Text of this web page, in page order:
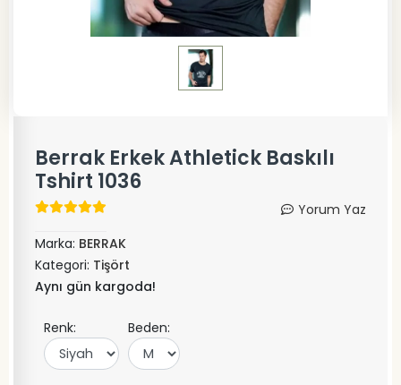
Berrak Erkek Athletick Baskılı
Tshirt 1036
Yorum Yaz
Marka: BERRAK
Kategori: Tişört
Aynı gün kargoda!
Renk: Beden: